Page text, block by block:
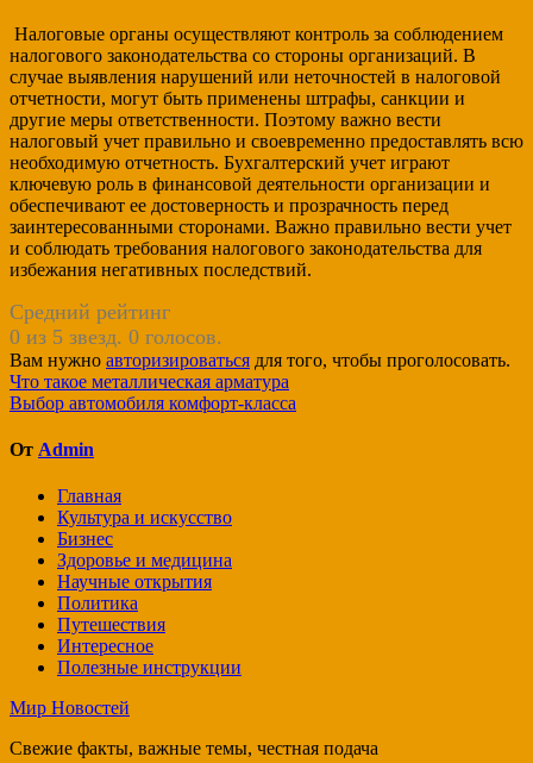
Налоговые органы осуществляют контроль за соблюдением
налогового законодательства со стороны организаций. В
случае выявления нарушений или неточностей в налоговой
отчетности, могут быть применены штрафы, санкции и
другие меры ответственности. Поэтому важно вести
налоговый учет правильно и своевременно предоставлять всю
необходимую отчетность. Бухгалтерский учет играют
ключевую роль в финансовой деятельности организации и
обеспечивают ее достоверность и прозрачность перед
заинтересованными сторонами. Важно правильно вести учет
и соблюдать требования налогового законодательства для
избежания негативных последствий.
Средний рейтинг
0 из 5 звезд. 0 голосов.
Вам нужно авторизироваться для того, чтобы проголосовать.
Навигация
по
записям
Что такое металлическая арматура
Выбор автомобиля комфорт-класса
От Admin
Главная
Культура и искусство
Бизнес
Здоровье и медицина
Научные открытия
Политика
Путешествия
Интересное
Полезные инструкции
Мир Новостей
Свежие факты, важные темы, честная подача